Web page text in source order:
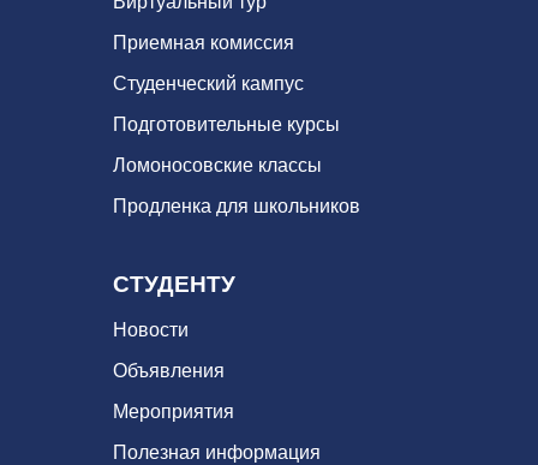
Приемная комиссия
Студенческий кампус
Подготовительные курсы
Ломоносовские классы
Продленка для школьников
СТУДЕНТУ
Новости
Объявления
Мероприятия
Полезная информация